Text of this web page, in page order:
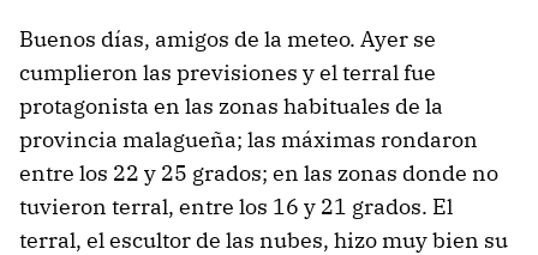
Buenos días, amigos de la meteo. Ayer se
cumplieron las previsiones y el terral fue
protagonista en las zonas habituales de la
provincia malagueña; las máximas rondaron
entre los 22 y 25 grados; en las zonas donde no
tuvieron terral, entre los 16 y 21 grados. El
terral, el escultor de las nubes, hizo muy bien su